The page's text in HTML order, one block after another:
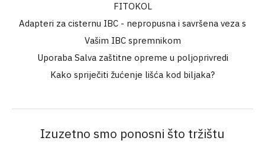
FITOKOL
Adapteri za cisternu IBC - nepropusna i savršena veza s
Vašim IBC spremnikom
Uporaba Salva zaštitne opreme u poljoprivredi
Kako spriječiti žućenje lišća kod biljaka?
Izuzetno smo ponosni što tržištu